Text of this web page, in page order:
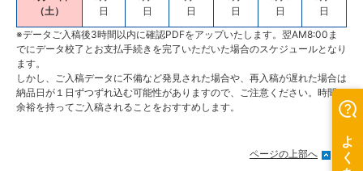
（土）
日
日
日
日
日
日
※データご入稿後3時間以内に確認PDFをアップいたします。翌AM8:00ま
でにデータ校了とお支払手続きを完了いただいた場合のスケジュールとなり
ます。
しかし、
ご入稿データに不備など発見された場合や、再入稿が遅れた場合は
納品日が１日ずつずれ込む可能性がありますので、ご注意ください。時間に
余裕を持ってご入稿されることをおすすめします。
ページの上部へ